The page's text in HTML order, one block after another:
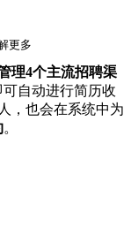
更多
理4个主流招聘渠
可自动进行简历收
，也会在系统中为
。